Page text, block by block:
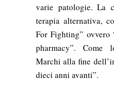
varie patologie. La
terapia alternativa,
For Fighting” ovvero
pharmacy”. Come
Marchi alla fine
dieci anni avanti”.